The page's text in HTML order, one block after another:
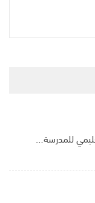
للمدرسة…